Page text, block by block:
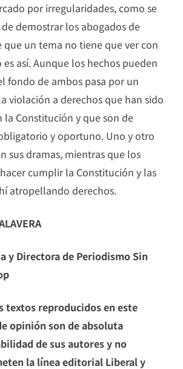
por irregularidades, como se
demostrar los abogados de
que un tema no tiene que ver con
así. Aunque los hechos pueden
fondo de ambos pasa por un
violación a derechos que han sido
la Constitución y que son de
y oportuno. Uno y otro
sus dramas, mientras que los
cumplir la Constitución y las
atropellando derechos.
y Directora de Periodismo Sin
textos reproducidos en este
opinión son de absoluta
de sus autores y no
la línea editorial Liberal y